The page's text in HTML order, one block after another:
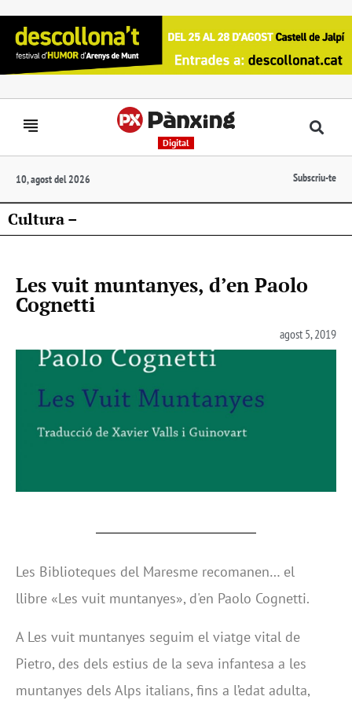
Digital
10, agost del 2026 Subscriu-te
Cultura –
Les vuit muntanyes, d’en Paolo
Cognetti
agost 5, 2019
Les Biblioteques del Maresme recomanen… el
llibre «Les vuit muntanyes», d'en Paolo Cognetti.
A Les vuit muntanyes seguim el viatge vital de
Pietro, des dels estius de la seva infantesa a les
muntanyes dels Alps italians, fins a l’edat adulta,